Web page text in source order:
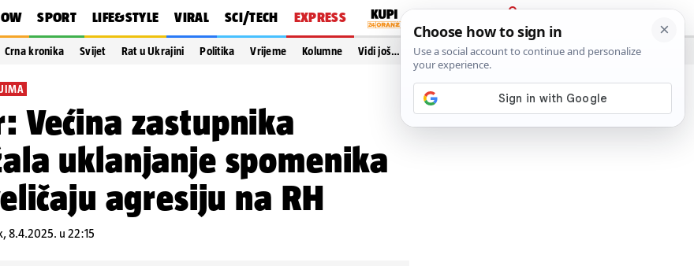
SPORT LIFE&STYLE VIRAL SCI/TECH EXPRESS
PRIJAVA
Crna kronika Svijet Rat u Ukrajini Politika Vrijeme Kolumne Vidi još…
Većina zastupnika
uklanjanje spomenika
agresiju na RH
8.4.2025. u 22:15